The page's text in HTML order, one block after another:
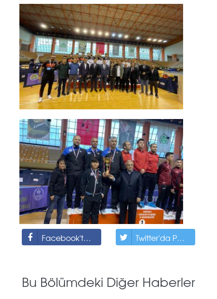
Facebook'ta Paylaş Twitter'da Paylaş
Bu Bölümdeki Diğer Haberler